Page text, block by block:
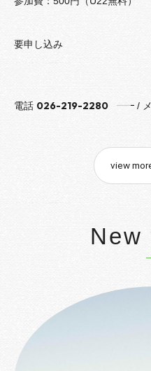
要申し込み
電話 026-219-2280 /
view
New